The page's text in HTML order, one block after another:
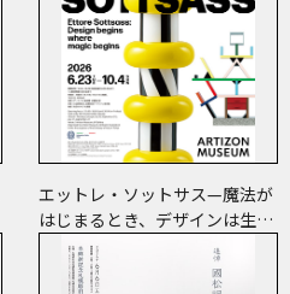
エットレ・ソットサス—魔法が
はじまるとき、デザインは生ま
れる